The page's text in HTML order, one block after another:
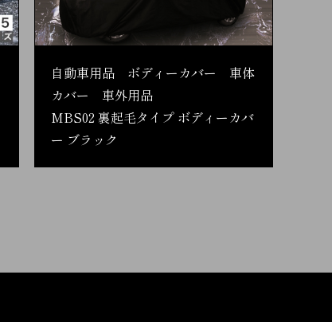
自動車用品 ボディーカバー 車体
カバー 車外用品
MBS02 裏起毛タイプ ボディーカバ
ー ブラック